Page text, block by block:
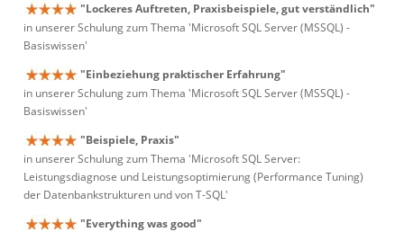
"Lockeres Auftreten, Praxisbeispiele, gut verständlich"
in unserer Schulung zum Thema 'Microsoft SQL Server (MSSQL) -
Basiswissen'
"Einbeziehung praktischer Erfahrung"
in unserer Schulung zum Thema 'Microsoft SQL Server (MSSQL) -
Basiswissen'
"Beispiele, Praxis"
in unserer Schulung zum Thema 'Microsoft SQL Server:
Leistungsdiagnose und Leistungsoptimierung (Performance Tuning)
der Datenbankstrukturen und von T-SQL'
"Everything was good"